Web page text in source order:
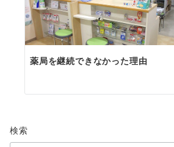
薬局を継続できなかった理由
検索